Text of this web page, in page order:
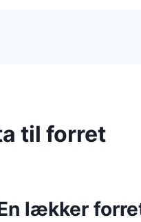
til forret
lækker